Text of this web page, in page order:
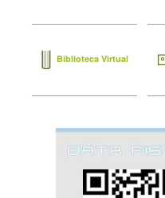
Biblioteca Virtual